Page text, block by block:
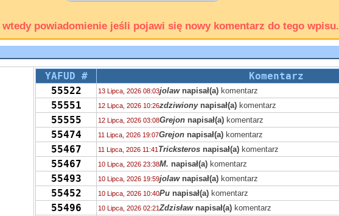
wtedy powiadomienie jeśli pojawi się nowy komentarz do tego wpisu.
YAFUD #
Komentarz
55522
13 Lipca, 2026 08:03jolawnapisał(a) komentarz
55551 12 Lipca, 2026 10:26zdziwionynapisał(a) komentarz
55555 12 Lipca, 2026 03:08Grejon napisał(a) komentarz
55474 11 Lipca, 2026 19:07Grejon napisał(a) komentarz
55467 11 Lipca, 2026 11:41 Tricksteros napisał(a) komentarz
55467 10 Lipca, 2026 23:38M. napisał(a) komentarz
55493 10 Lipca, 2026 19:59jolawnapisał(a) komentarz
55452 10 Lipca, 2026 10:40Pu napisał(a) komentarz
55496 10 Lipca, 2026 02:21Zdzisławnapisał(a) komentarz